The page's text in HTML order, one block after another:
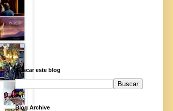
Buscar este blog
Blog Archive